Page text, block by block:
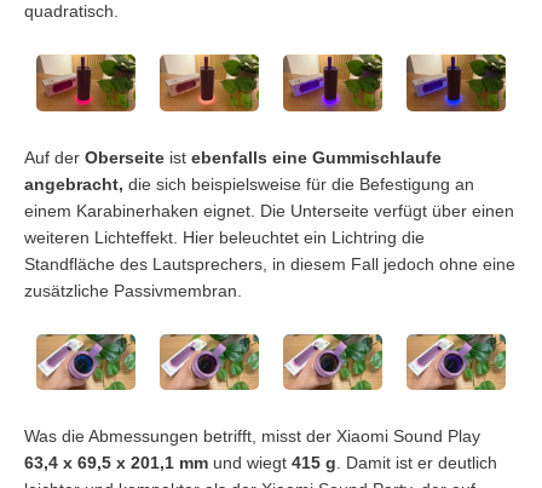
quadratisch.
Auf der Oberseite ist ebenfalls eine Gummischlaufe
angebracht, die sich beispielsweise für die Befestigung an
einem Karabinerhaken eignet. Die Unterseite verfügt über einen
weiteren Lichteffekt. Hier beleuchtet ein Lichtring die
Standfläche des Lautsprechers, in diesem Fall jedoch ohne eine
zusätzliche Passivmembran.
Was die Abmessungen betrifft, misst der Xiaomi Sound Play
63,4 x 69,5 x 201,1 mm und wiegt 415 g . Damit ist er deutlich